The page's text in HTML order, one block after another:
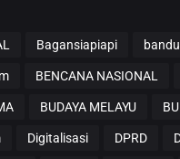
Bagansiapiapi
BENCANA NASIONAL
BUDAYA MELAYU
Digitalisasi DPRD